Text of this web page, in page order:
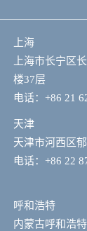
上海
上海市长宁区
楼37层
电话：+86 21
天津
天津市河西区
电话：+86 22
呼和浩特
内蒙古呼和浩